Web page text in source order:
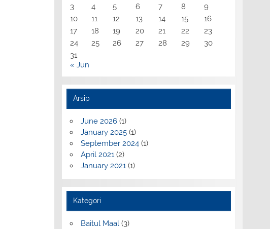
3
4 5 6 7 8
9
10
11 12 13 14 15
16
17
18 19 20 21 22
23
24
25 26 27 28 29
30
31
« Jun
Arsip
June 2026(1)
January 2025(1)
September 2024(1)
April 2021(2)
January 2021(1)
Kategori
Baitul Maal(3)